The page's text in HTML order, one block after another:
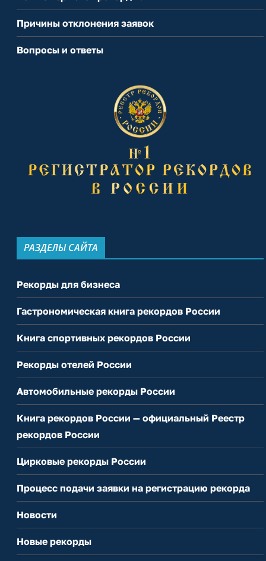
Причины отклонения заявок
Вопросы и ответы
РАЗДЕЛЫ САЙТА
Рекорды для бизнеса
Гастрономическая книга рекордов России
Книга спортивных рекордов России
Рекорды отелей России
Автомобильные рекорды России
Книга рекордов России — официальный Реестр
рекордов России
Цирковые рекорды России
Процесс подачи заявки на регистрацию рекорда
Новости
Новые рекорды